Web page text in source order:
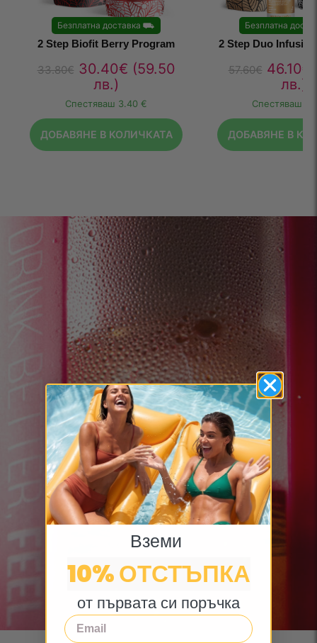
Безплатна доставка ⛟
2 Step Biofit Berry Program
33.80€ 30.40€ (59.50
лв.)
Спестяваш 3.40 €
ДОБАВЯНЕ В КОЛИЧКАТА
Безплатна
2 Step Duo
57.60€ 46.10€
лв.)
Спестяваш
ДОБАВЯНЕ В
Вземи
10% ОТСТЪПКА
от първата си поръчка
Email